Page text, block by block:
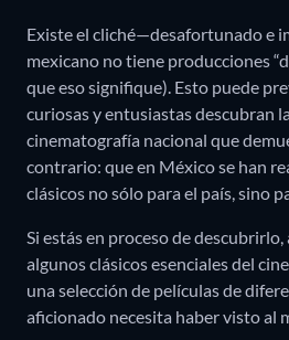
Existe el cliché—desafortunado e
mexicano no tiene producciones
que eso signifique). Esto puede
curiosas y entusiastas descubran
cinematografía nacional que
contrario: que en México se han
clásicos no sólo para el país, sino
Si estás en proceso de
algunos clásicos esenciales del
una selección de películas de
aficionado necesita haber visto al